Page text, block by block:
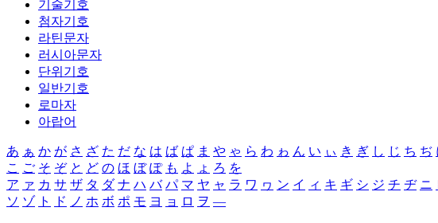
기술기호
첨자기호
라틴문자
러시아문자
단위기호
일반기호
로마자
아랍어
あ ぁ か が さ ざ た だ な は ば ぱ ま や ゃ ら わ ゎ ん い ぃ き ぎ し じ ち ぢ
こ ご そ ぞ と ど の ほ ぼ ぽ も よ ょ ろ を
ア ァ カ サ ザ タ ダ ナ ハ バ パ マ ヤ ャ ラ ワ ヮ ン イ ィ キ ギ シ ジ チ ヂ ニ
ソ ゾ ト ド ノ ホ ボ ポ モ ヨ ョ ロ ヲ ―